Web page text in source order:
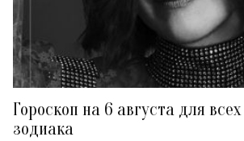
Гороскоп на 6 августа для
зодиака